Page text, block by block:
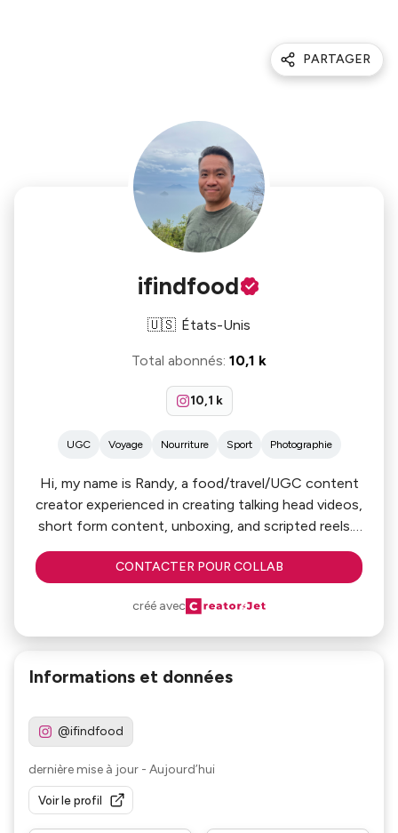
PARTAGER
ifindfood
🇺🇸 États-Unis
Total abonnés: 10,1 k
10,1 k
UGC Voyage Nourriture Sport Photographie
Hi, my name is Randy, a food/travel/UGC content
creator experienced in creating talking head videos,
short form content, unboxing, and scripted reels. I
would love to work with you and see how we can
collaborate to make the best social media content
If you already have an idea that you want me to
content ideas, let’s get together and talk. I look
CONTACTER POUR COLLAB
créé avec
Informations et données
@ifindfood
dernière mise à jour - Aujourd’hui
Voir le profil